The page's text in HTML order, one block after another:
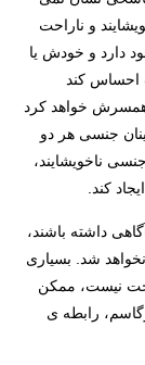
و ناراحت
دارد و خودش یا
کند
خواهد کرد
جنسی هر دو
ناخویشایند،
کند.
داشته باشند،
شد. بسیاری
نیست، ممکن
رابطه ی